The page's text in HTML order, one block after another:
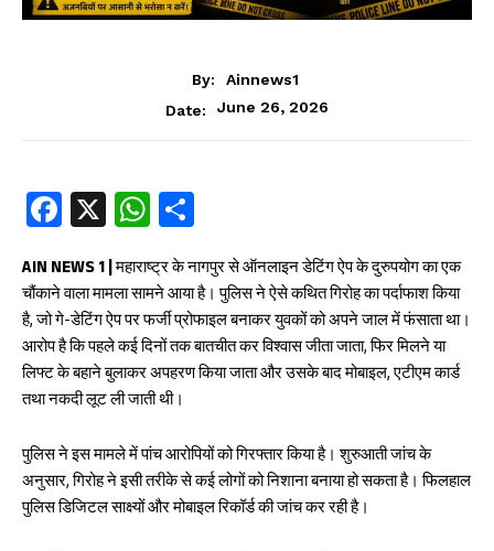
By:
Ainnews1
Date:
June 26, 2026
Fa
ce
b
oo
k
X W
ha
ts
A
p
p
ha
re
AIN NEWS 1 |महाराष्ट्र के नागपुर से ऑनलाइन डेटिंग ऐप के दुरुपयोग का एक
चौंकाने वाला मामला सामने आया है। पुलिस ने ऐसे कथित गिरोह का पर्दाफाश किया
है, जो गे-डेटिंग ऐप पर फर्जी प्रोफाइल बनाकर युवकों को अपने जाल में फंसाता था।
आरोप है कि पहले कई दिनों तक बातचीत कर विश्वास जीता जाता, फिर मिलने या
लिफ्ट के बहाने बुलाकर अपहरण किया जाता और उसके बाद मोबाइल, एटीएम कार्ड
तथा नकदी लूट ली जाती थी।
पुलिस ने इस मामले में पांच आरोपियों को गिरफ्तार किया है। शुरुआती जांच के
अनुसार, गिरोह ने इसी तरीके से कई लोगों को निशाना बनाया हो सकता है। फिलहाल
पुलिस डिजिटल साक्ष्यों और मोबाइल रिकॉर्ड की जांच कर रही है।